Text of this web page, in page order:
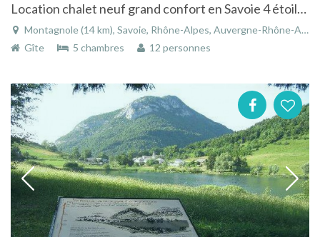
Location chalet neuf grand confort en Savoie 4 étoiles
Montagnole (14 km), Savoie, Rhône-Alpes, Auvergne-Rhône-Alpes, France
Gîte
5 chambres 12 personnes